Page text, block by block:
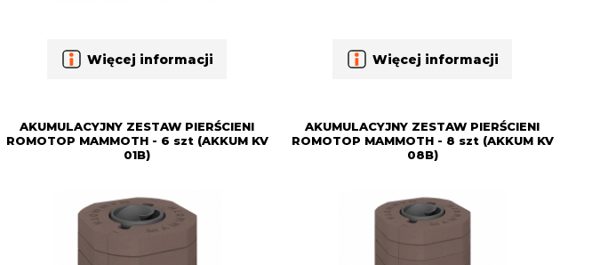
Więcej informacji Więcej informacji
AKUMULACYJNY ZESTAW PIERŚCIENI
ROMOTOP MAMMOTH - 6 szt (AKKUM KV
01B)
AKUMULACYJNY ZESTAW PIERŚCIENI
ROMOTOP MAMMOTH - 8 szt (AKKUM KV
08B)